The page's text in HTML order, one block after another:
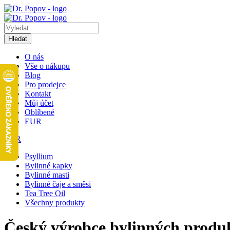
Hledat
O nás
Vše o nákupu
Blog
Pro prodejce
Kontakt
Můj účet
Oblíbené
EUR
EUR
Psyllium
Bylinné kapky
Bylinné masti
Bylinné čaje a směsi
Tea Tree Oil
Všechny produkty